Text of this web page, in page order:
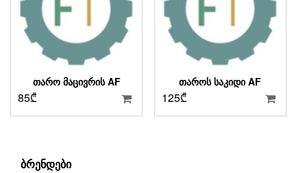
ᲗᲐᲠᲝ ᲛᲐᲪᲘᲕᲠᲘᲡ AF
85₾
ᲗᲐᲠᲝᲡ ᲡᲐᲙᲘᲓᲘ AF
125₾
ᲑᲠᲔᲜᲓᲔᲑᲘ